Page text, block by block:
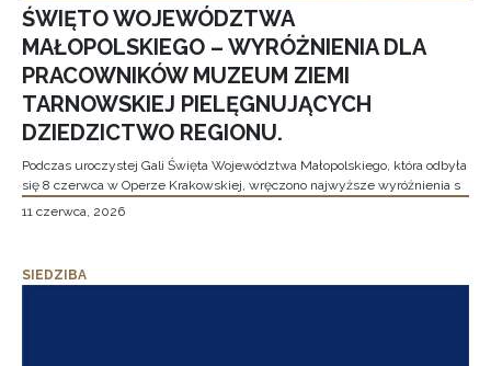
ŚWIĘTO WOJEWÓDZTWA
MAŁOPOLSKIEGO – WYRÓŻNIENIA DLA
PRACOWNIKÓW MUZEUM ZIEMI
TARNOWSKIEJ PIELĘGNUJĄCYCH
DZIEDZICTWO REGIONU.
Podczas uroczystej Gali Święta Województwa Małopolskiego, która odbyła
się 8 czerwca w Operze Krakowskiej, wręczono najwyższe wyróżnienia s
11 czerwca, 2026
SIEDZIBA